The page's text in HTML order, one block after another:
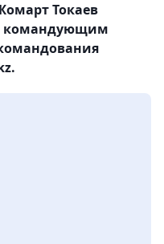
Токаев
командующим